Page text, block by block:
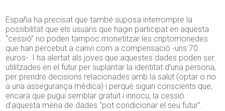
España ha precisat que també suposa interrompre la
possibilitat que els usuaris que hagin participat en aquesta
“cessió” no poden tampoc monetitzar les criptomonedes
que han percebut a canvi com a compensació -uns 70
euros-. I ha alertat als joves que aquestes dades poden ser
utilitzades en el futur per suplantar la identitat d’una persona,
per prendre decisions relacionades amb la salut (optar o no
a una assegurança mèdica) i perquè siguin conscients que,
encara que pugui semblar gratuït i innocu, la cessió
d’aquesta mena de dades “pot condicionar el seu futur”.